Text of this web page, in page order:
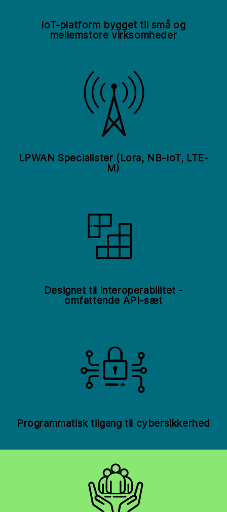
IoT-platform bygget til små og
mellemstore virksomheder
LPWAN Specialister (Lora, NB-IoT, LTE-
M)
Designet til interoperabilitet -
omfattende API-sæt
Programmatisk tilgang til cybersikkerhed